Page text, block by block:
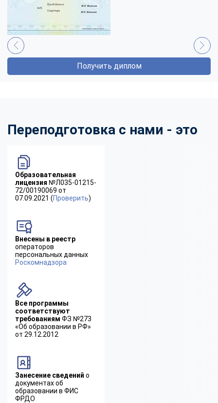
Получить диплом
Переподготовка с нами - это
Образовательная
лицензия №Л035-01215-
72/00190069 от
07.09.2021 (Проверить)
Внесены в реестр
операторов
персональных данных
Роскомнадзора
Все программы
соответствуют
требованиям ФЗ №273
«Об образовании в РФ»
от 29.12.2012
Занесение сведений о
документах об
образовании в ФИС
ФРДО